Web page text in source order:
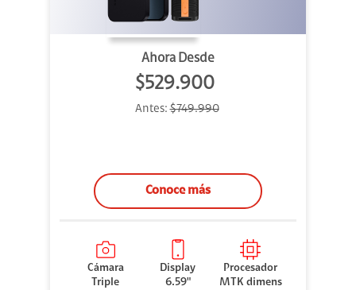
Ahora Desde
$529.900
Antes:$749.990
Conoce más
Cámara
Triple
Display
6.59"
Procesador
MTK dimens